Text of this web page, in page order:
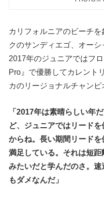
カリフォルニアのビーチ
クのサンディエゴ、オーシ
2017年のジュニアではフ
Pro』で優勝してカレント
カのリージョナルチャンピ
「2017年は素晴らしい年
ど、ジュニアではリード
からね。長い期間リード
満足している。それは短
みたいだと学んだのさ。
もダメなんだ」